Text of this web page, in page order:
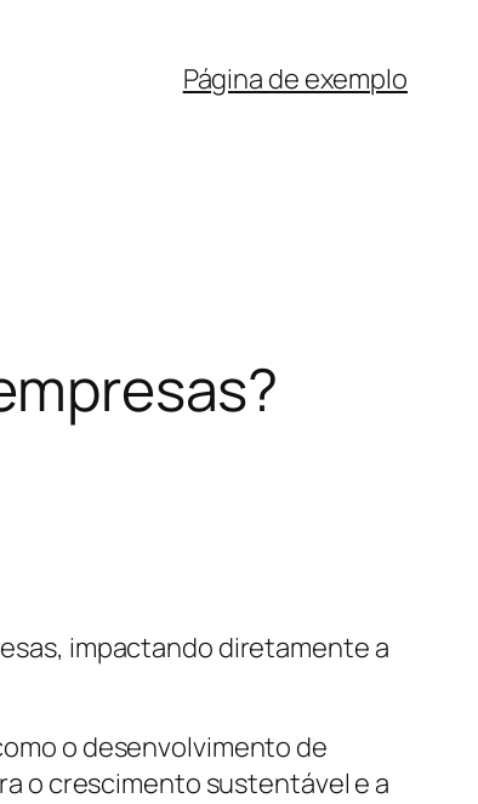
Página de exemplo
impactando diretamente a
o desenvolvimento de
o crescimento sustentável e a